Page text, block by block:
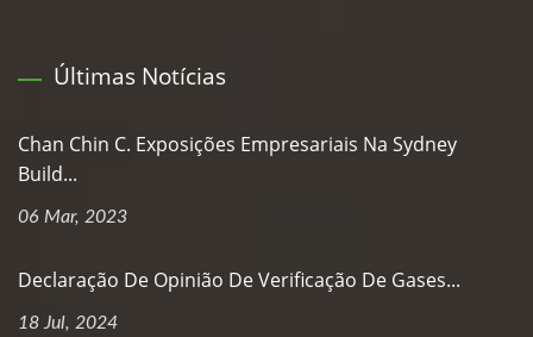
Últimas Notícias
Chan Chin C. Exposições Empresariais Na Sydney
Build...
06 Mar, 2023
Declaração De Opinião De Verificação De Gases...
18 Jul, 2024